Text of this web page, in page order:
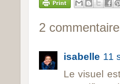
2
isabelle 11
Le visuel